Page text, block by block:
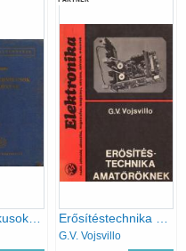
Rádiótechnikusok zsebkönyve Erősítéstechnika amatőröknek
G.V. Vojsvillo